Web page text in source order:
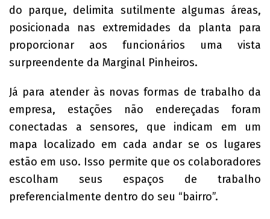
do parque, delimita sutilmente algumas áreas,
posicionada nas extremidades da planta para
proporcionar aos funcionários uma vista
surpreendente da Marginal Pinheiros.
Já para atender às novas formas de trabalho da
empresa, estações não endereçadas foram
conectadas a sensores, que indicam em um
mapa localizado em cada andar se os lugares
estão em uso. Isso permite que os colaboradores
escolham seus espaços de trabalho
preferencialmente dentro do seu “bairro”.